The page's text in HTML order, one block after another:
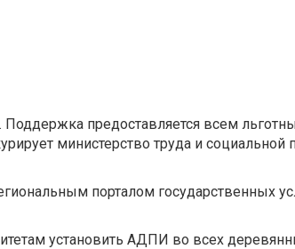
предоставляется всем
министерство труда и социальной
порталом государственных
установить АДПИ во всех